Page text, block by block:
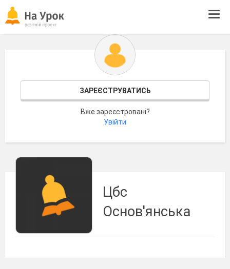
ЗАРЕЄСТРУВАТИСЬ
Вже зареєстровані?
Увійти
Цбс
Основ'янська